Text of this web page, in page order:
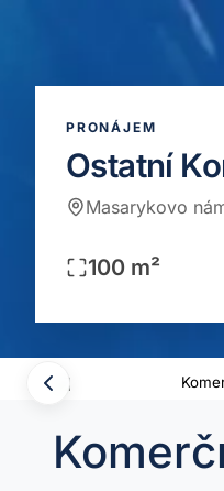
PRONÁJEM
Ostatní
Masarykovo
100 m²